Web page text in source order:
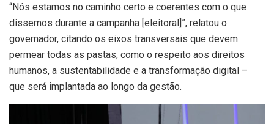
“Nós estamos no caminho certo e coerentes com o que
dissemos durante a campanha [eleitoral]”, relatou o
governador, citando os eixos transversais que devem
permear todas as pastas, como o respeito aos direitos
humanos, a sustentabilidade e a transformação digital –
que será implantada ao longo da gestão.